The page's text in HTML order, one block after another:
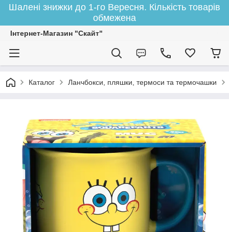
Шалені знижки до 1-го Вересня. Кількість товарів
обмежена
Інтернет-Магазин "Скайт"
Каталог Ланчбокси, пляшки, термоси та термочашки